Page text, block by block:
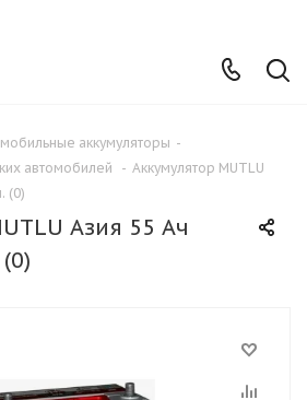
аккумуляторы -
автомобилей
- Аккумулятор MUTLU
(0)
Азия 55 Ач